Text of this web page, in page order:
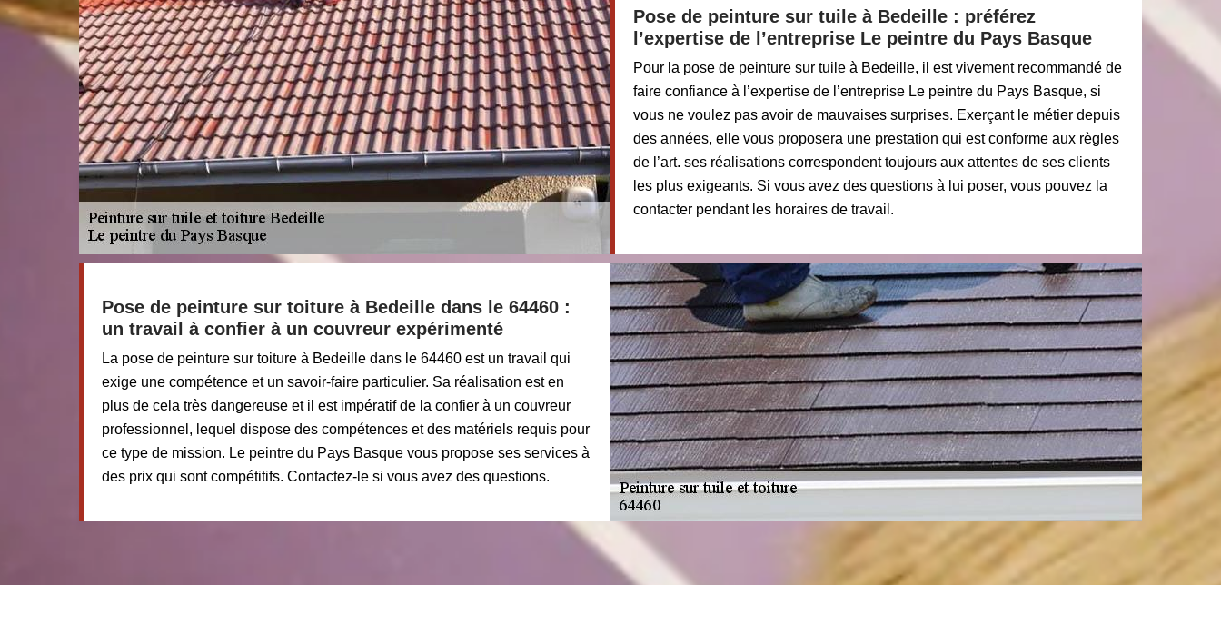
Pose de peinture sur tuile à Bedeille : préférez
l’expertise de l’entreprise Le peintre du Pays Basque
Pour la pose de peinture sur tuile à Bedeille, il est vivement recommandé de
faire confiance à l’expertise de l’entreprise Le peintre du Pays Basque, si
vous ne voulez pas avoir de mauvaises surprises. Exerçant le métier depuis
des années, elle vous proposera une prestation qui est conforme aux règles
de l’art. ses réalisations correspondent toujours aux attentes de ses clients
les plus exigeants. Si vous avez des questions à lui poser, vous pouvez la
contacter pendant les horaires de travail.
Pose de peinture sur toiture à Bedeille dans le 64460 :
un travail à confier à un couvreur expérimenté
La pose de peinture sur toiture à Bedeille dans le 64460 est un travail qui
exige une compétence et un savoir-faire particulier. Sa réalisation est en
plus de cela très dangereuse et il est impératif de la confier à un couvreur
professionnel, lequel dispose des compétences et des matériels requis pour
ce type de mission. Le peintre du Pays Basque vous propose ses services à
des prix qui sont compétitifs. Contactez-le si vous avez des questions.